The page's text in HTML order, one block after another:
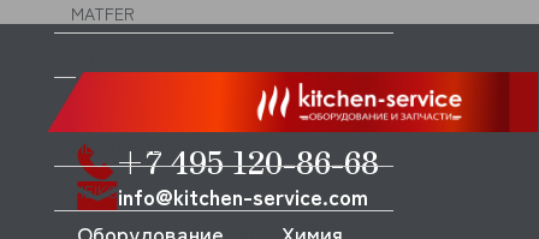
MATFER
MECNOSUD
MEIKO
+7 495 120-86-68
info@kitchen-service.com